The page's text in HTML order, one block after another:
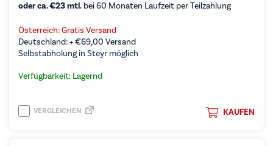
oder ca. €23 mtl. bei 60 Monaten Laufzeit per Teilzahlung
Österreich: Gratis Versand
Deutschland: +€69,00 Versand
Selbstabholung in Steyr möglich
Verfügbarkeit: Lagernd
KAUFEN
VERGLEICHEN